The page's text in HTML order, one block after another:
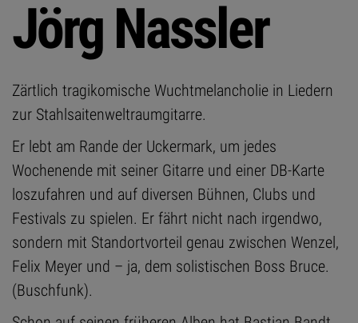
Jörg Nassler
Zärtlich tragikomische Wuchtmelancholie in Liedern
zur Stahlsaitenweltraumgitarre.
Er lebt am Rande der Uckermark, um jedes
Wochenende mit seiner Gitarre und einer DB-Karte
loszufahren und auf diversen Bühnen, Clubs und
Festivals zu spielen. Er fährt nicht nach irgendwo,
sondern mit Standortvorteil genau zwischen Wenzel,
Felix Meyer und – ja, dem solistischen Boss Bruce.
(Buschfunk).